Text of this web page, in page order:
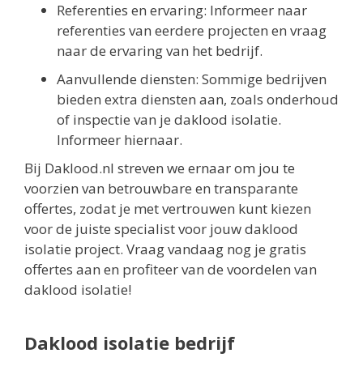
Referenties en ervaring: Informeer naar
referenties van eerdere projecten en vraag
naar de ervaring van het bedrijf.
Aanvullende diensten: Sommige bedrijven
bieden extra diensten aan, zoals onderhoud
of inspectie van je daklood isolatie.
Informeer hiernaar.
Bij Daklood.nl streven we ernaar om jou te
voorzien van betrouwbare en transparante
offertes, zodat je met vertrouwen kunt kiezen
voor de juiste specialist voor jouw daklood
isolatie project. Vraag vandaag nog je gratis
offertes aan en profiteer van de voordelen van
daklood isolatie!
Daklood isolatie bedrijf